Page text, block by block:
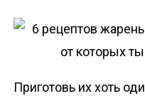
Приготовь их хоть